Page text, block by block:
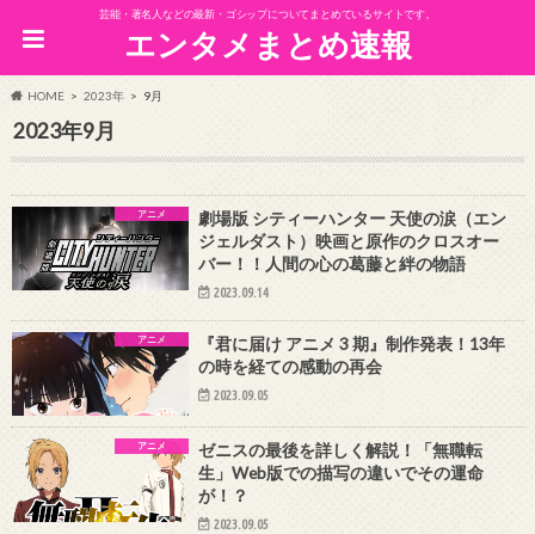
芸能・著名人などの最新・ゴシップについてまとめているサイトです。
エンタメまとめ速報
HOME 2023年 9月
2023年9月
アニメ
劇場版 シティーハンター 天使の涙（エン
ジェルダスト）映画と原作のクロスオー
バー！！人間の心の葛藤と絆の物語
2023.09.14
アニメ
『君に届け アニメ 3 期』制作発表！13年
の時を経ての感動の再会
2023.09.05
アニメ
ゼニスの最後を詳しく解説！「無職転
生」Web版での描写の違いでその運命
が！？
2023.09.05